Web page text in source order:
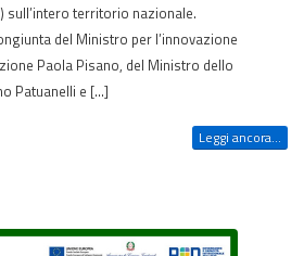
sull’intero territorio nazionale.
del Ministro per l’innovazione
Paola Pisano, del Ministro dello
Patuanelli e […]
Leggi ancora...